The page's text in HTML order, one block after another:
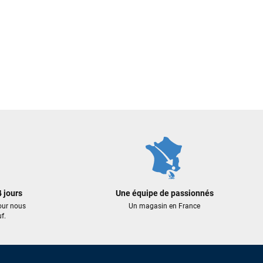
jours
nous
Une équipe de passionnés
Un magasin en France